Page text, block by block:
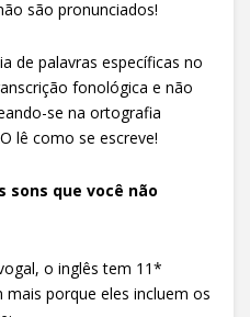
são pronunciados!
de palavras específicas no
fonológica e não
se na ortografia
lê como se escreve!
sons que você não
o inglês tem 11*
porque eles incluem os